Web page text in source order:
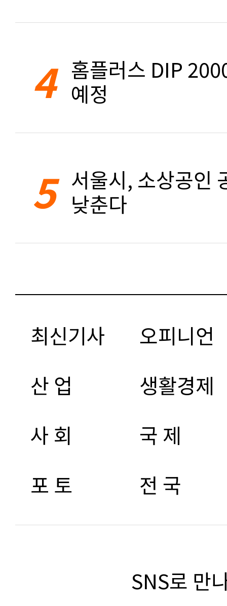
4 홈플러스 DIP
예정
5 서울시, 소상공인
낮춘다
최신기사
오피니언
산 업
생활경제
사 회
국 제
포 토
전 국
SNS로 만